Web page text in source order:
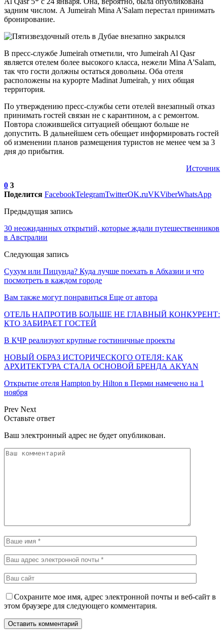
задним числом. А Jumeirah Mina A'Salam перестал принимать
бронирование.
В пресс-службе Jumeirah отметили, что Jumeirah Al Qasr
является отелем более высокого класса, нежели Mina A'Salam,
так что гости должны остаться довольны. Оба отеля
расположены на курорте Madinat Jumeirah, у них общая
территория.
По утверждению пресс-службы сети отелей внезапный отказ
принимать гостей связан не с карантином, а с ремонтом.
Повтора сложившейся ситуацией обещают больше не
допустить. В дальнейшем сеть обещает информировать гостей
об изменении планов размещения туристов не менее чем за 3
дня до прибытия.
Источник
0 3
Поделится FacebookTelegramTwitterOK.ruVKViberWhatsApp
Предыдущая запись
30 неожиданных открытий, которые ждали путешественников
в Австралии
Следующая запись
Сухум или Пицунда? Куда лучше поехать в Абхазии и что
посмотреть в каждом городе
Вам также могут понравиться Еще от автора
ОТЕЛЬ НАПРОТИВ БОЛЬШЕ НЕ ГЛАВНЫЙ КОНКУРЕНТ:
КТО ЗАБИРАЕТ ГОСТЕЙ
В КЧР реализуют крупные гостиничные проекты
НОВЫЙ ОБРАЗ ИСТОРИЧЕСКОГО ОТЕЛЯ: КАК
АРХИТЕКТУРА СТАЛА ОСНОВОЙ БРЕНДА AKYAN
Открытие отеля Hampton by Hilton в Перми намечено на 1
ноября
Prev Next
Оставьте ответ
Ваш электронный адрес не будет опубликован.
Сохраните мое имя, адрес электронной почты и веб-сайт в
этом браузере для следующего комментария.